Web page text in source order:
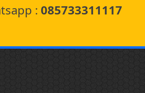
: 085733311117